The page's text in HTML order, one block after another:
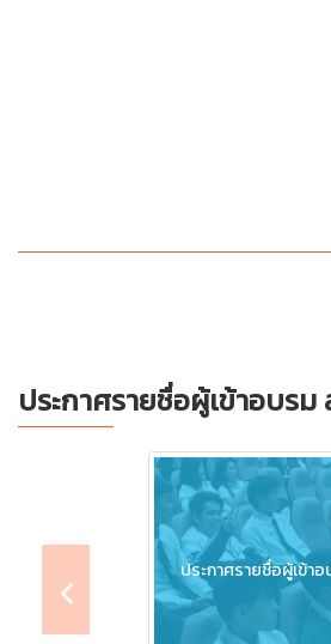
ประกาศรายชื่อผู้เข้าอบรม
ประกาศรายชื่อผู้เข้า